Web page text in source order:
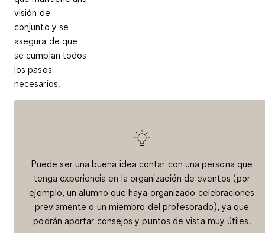
visión de
conjunto y se
asegura de que
se cumplan todos
los pasos
necesarios.
Puede ser una buena idea contar con una persona que
tenga experiencia en la organización de eventos (por
ejemplo, un alumno que haya organizado celebraciones
previamente o un miembro del profesorado), ya que
podrán aportar consejos y puntos de vista muy útiles.